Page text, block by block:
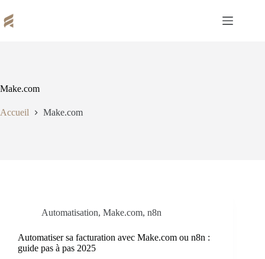
au
contenu
Make.com
Accueil Make.com
Automatisation, Make.com, n8n
Automatiser sa facturation avec Make.com ou n8n :
guide pas à pas 2025